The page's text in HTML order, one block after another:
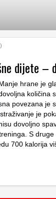
dijete –
hrane je
količina
povezana je
je
dovoljno
S
700 kalorija